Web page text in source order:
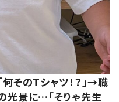
そのTシャツ！？」→職
光景に…「そりゃ先生